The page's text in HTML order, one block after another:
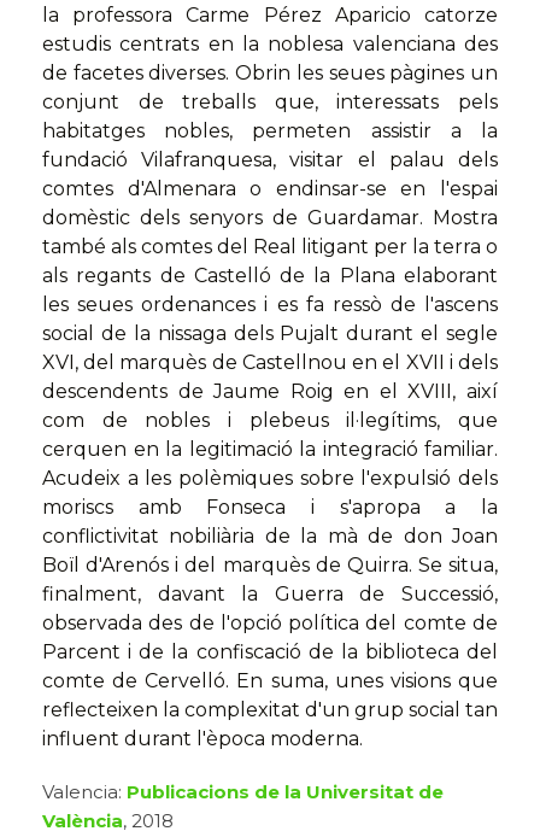
la professora Carme Pérez Aparicio catorze
estudis centrats en la noblesa valenciana des
de facetes diverses. Obrin les seues pàgines un
conjunt de treballs que, interessats pels
habitatges nobles, permeten assistir a la
fundació Vilafranquesa, visitar el palau dels
comtes d'Almenara o endinsar-se en l'espai
domèstic dels senyors de Guardamar. Mostra
també als comtes del Real litigant per la terra o
als regants de Castelló de la Plana elaborant
les seues ordenances i es fa ressò de l'ascens
social de la nissaga dels Pujalt durant el segle
XVI, del marquès de Castellnou en el XVII i dels
descendents de Jaume Roig en el XVIII, així
com de nobles i plebeus il·legítims, que
cerquen en la legitimació la integració familiar.
Acudeix a les polèmiques sobre l'expulsió dels
moriscs amb Fonseca i s'apropa a la
conflictivitat nobiliària de la mà de don Joan
Boïl d'Arenós i del marquès de Quirra. Se situa,
finalment, davant la Guerra de Successió,
observada des de l'opció política del comte de
Parcent i de la confiscació de la biblioteca del
comte de Cervelló. En suma, unes visions que
reflecteixen la complexitat d'un grup social tan
influent durant l'època moderna.
Valencia: Publicacions de la Universitat de
València, 2018